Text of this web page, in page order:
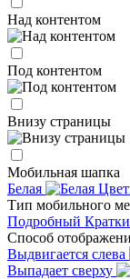
Над контентом
Под контентом
Внизу страницы
Мобильная шапка
Белая
Тип мобильного
Подробный
Способ
Выдвигается слева
Выпадает сверху